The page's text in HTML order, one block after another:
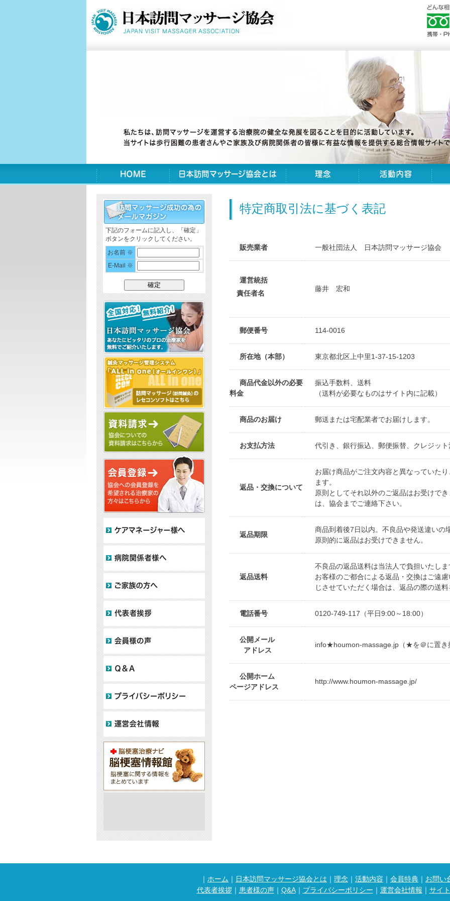
特定商取引法に基づく表記
販売業者 一般社団法人 日本訪問マッサージ協会
運営統括
責任者名
藤井 宏和
郵便番号 114-0016
所在地（本部） 東京都北区上中里1-37-15-1203
商品代金以外の必要
料金
振込手数料、送料
（送料が必要なものはサイト内に記載）
商品のお届け 郵送または宅配業者でお届けします。
お支払方法 代引き、銀行振込、郵便振替、クレジット
返品・交換について
お届け商品がご注文内容と異なっていた
ます。
原則としてそれ以外のご返品はお受けで
は、協会までご連絡下さい。
返品期限
商品到着後7日以内。不良品や発送違いの
原則的に返品はお受けできません。
返品送料
不良品の返品送料は当法人で負担いたしま
お客様のご都合による返品・交換はご遠
じさせていただく場合は、返品の際の送
電話番号 0120-749-117（平日9:00～18:00）
公開メール
アドレス
info★houmon-massage.jp（★を＠に置き
公開ホーム
ページアドレス
http://www.houmon-massage.jp/
下記のフォームに記入し、「確定」
ボタンをクリックしてください。
お名前 ※
E-Mail ※
｜ ホーム ｜ 日本訪問マッサージ協会とは ｜ 理念 ｜ 活動内容 ｜ 会員特典 ｜ お問い
代表者挨拶｜ 患者様の声｜ Q&A｜ プライバシーポリシー ｜ 運営会社情報 ｜ サイ